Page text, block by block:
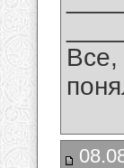
Все,